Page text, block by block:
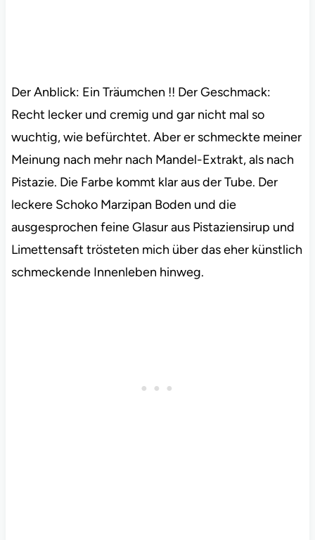
Der Anblick: Ein Träumchen !! Der Geschmack:
Recht lecker und cremig und gar nicht mal so
wuchtig, wie befürchtet. Aber er schmeckte meiner
Meinung nach mehr nach Mandel-Extrakt, als nach
Pistazie. Die Farbe kommt klar aus der Tube. Der
leckere Schoko Marzipan Boden und die
ausgesprochen feine Glasur aus Pistaziensirup und
Limettensaft trösteten mich über das eher künstlich
schmeckende Innenleben hinweg.